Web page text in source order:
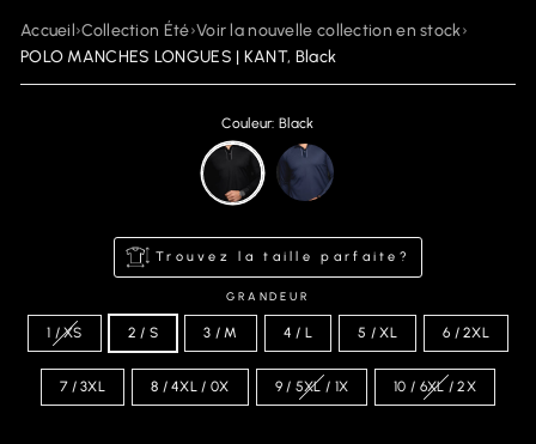
Accueil›Collection Été›Voir la nouvelle collection en stock›
POLO MANCHES LONGUES | KANT, Black
Couleur: Black
Trouvez la taille parfaite?
GRANDEUR
1 / XS 2 / S 3 / M 4 / L 5 / XL 6 / 2XL
7 / 3XL 8 / 4XL / 0X 9 / 5XL / 1X 10 / 6XL / 2X